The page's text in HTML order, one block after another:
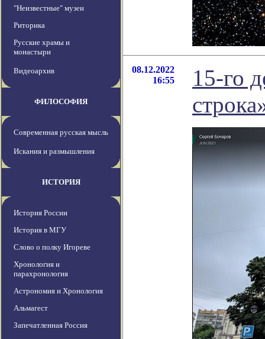
"Неизвестные" музеи
Риторика
Русские храмы и
монастыри
Видеоархив
ФИЛОСОФИЯ
Современная русская мысль
Искания и размышления
ИСТОРИЯ
История России
История в МГУ
Слово о полку Игореве
Хронология и
парахронология
Астрономия и Хронология
Альмагест
Запечатленная Россия
08.12.2022
16:55
15-го